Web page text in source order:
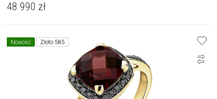
48 990 zł
Nowość Złoto 585